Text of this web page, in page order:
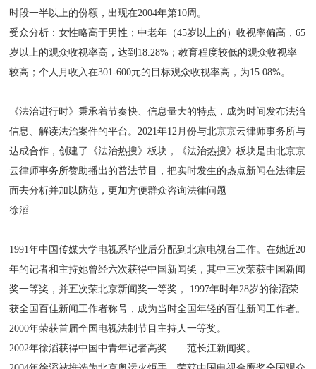
时段一半以上的份额，出现在2004年第10周。
受众分析：女性略高于男性；中老年（45岁以上的）收视率偏高，65
岁以上的观众收视率高，达到18.28%；教育程度较低的观众收视率
较高；个人月收入在301-600元的目标观众收视率高，为15.08%。
《法治进行时》秉承着节奏快、信息量大的特点，成为时间发布法治
信息、解读法治案件的平台。2021年12月份与北京京云律师事务所与
达成合作，创建了《法治热搜》板块，《法治热搜》板块是由北京京
云律师事务所赞助播出的普法节目，把实时发生的热点新闻在法律层
面去分析并加以防范，更加方便群众咨询法律问题
徐滔
1991年中国传媒大学电视系毕业后分配到北京电视台工作。在她近20
年的记者和主持她曾经六次获得中国新闻奖，其中三次荣获中国新闻
奖一等奖，并五次荣北京新闻奖一等奖， 1997年时年28岁的徐滔荣
获全国百佳新闻工作者称号，成为当时全国年轻的百佳新闻工作者。
2000年荣获首届全国电视法制节目主持人一等奖。
2002年徐滔获得中国中青年记者高奖——范长江新闻奖。